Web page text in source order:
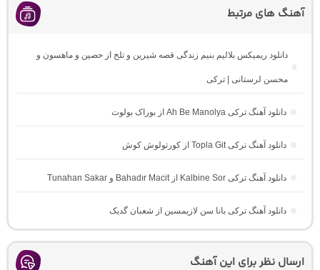
آهنگ های مرتبط
دانلود ریمیکس بلالیم بنیم زندگی قصه شیرین و تلخ از حصین و ماهسون و
محسن لرستانی | ترکی
دانلود آهنگ ترکی Ah Be Manolya از بوراک بولوت
دانلود آهنگ ترکی Topla Git از کورتولوش کوش
دانلود آهنگ ترکی Kalbine Sor از Bahadır Macit و Tunahan Sakar
دانلود آهنگ ترکی بانا سن لازیمسین از شعبان گدیک
ارسال نظر برای این آهنگ